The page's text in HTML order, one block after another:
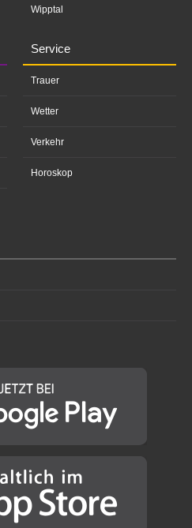
Wipptal
Service
Trauer
Wetter
Verkehr
Horoskop